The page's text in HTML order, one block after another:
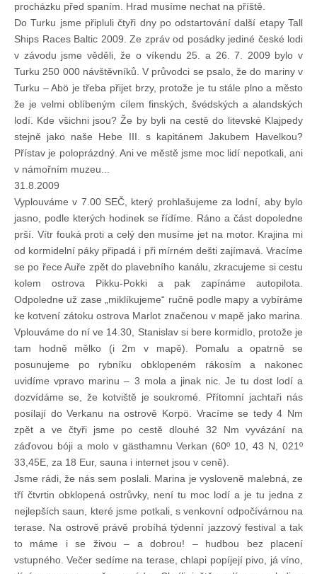
procházku před spaním. Hrad musíme nechat na příště.
Do Turku jsme připluli čtyři dny po odstartování další etapy Tall
Ships Races Baltic 2009. Ze zpráv od posádky jediné české lodi
v závodu jsme věděli, že o víkendu 25. a 26. 7. 2009 bylo v
Turku 250 000 návštěvníků. V průvodci se psalo, že do mariny v
Turku – Abö je třeba přijet brzy, protože je tu stále plno a město
že je velmi oblíbeným cílem finských, švédských a alandských
lodí. Kde všichni jsou? Že by byli na cestě do litevské Klajpedy
stejně jako naše Hebe III. s kapitánem Jakubem Havelkou?
Přístav je poloprázdný. Ani ve městě jsme moc lidí nepotkali, ani
v námořním muzeu...
31.8.2009
Vyplouváme v 7.00 SEČ, který prohlašujeme za lodní, aby bylo
jasno, podle kterých hodinek se řídíme. Ráno a část dopoledne
prší. Vítr fouká proti a celý den musíme jet na motor. Krajina mi
od kormidelní páky připadá i při mírném dešti zajímavá. Vracíme
se po řece Auře zpět do plavebního kanálu, zkracujeme si cestu
kolem ostrova Pikku-Pokki a pak zapínáme autopilota.
Odpoledne už zase „miklíkujeme“ ručně podle mapy a vybíráme
ke kotvení zátoku ostrova Marlot značenou v mapě jako marina.
Vplouváme do ní ve 14.30, Stanislav si bere kormidlo, protože je
tam hodně mělko (i 2m v mapě). Pomalu a opatrně se
posunujeme po rybníku obklopeném rákosím a nakonec
uvidíme vpravo marinu – 3 mola a jinak nic. Je tu dost lodí a
dozvídáme se, že kotviště je soukromé. Přítomní jachtaři nás
posílají do Verkanu na ostrově Korpö. Vracíme se tedy 4 Nm
zpět a ve čtyři jsme po cestě dlouhé 32 Nm vyvázání na
záďovou bóji a molo v gästhamnu Verkan (60º 10, 43 N, 021º
33,45E, za 18 Eur, sauna i internet jsou v ceně).
Jsme rádi, že nás sem poslali. Marina je vysloveně malebná, ze
tří čtvrtin obklopená ostrůvky, není tu moc lodí a je tu jedna z
nejlepších saun, které jsme potkali, s venkovní odpočívárnou na
terase. Na ostrově právě probíhá týdenní jazzový festival a tak
to máme i se živou – a dobrou! – hudbou bez placení
vstupného. Večer sedíme na terase, chlapi popíjejí pivo, já víno,